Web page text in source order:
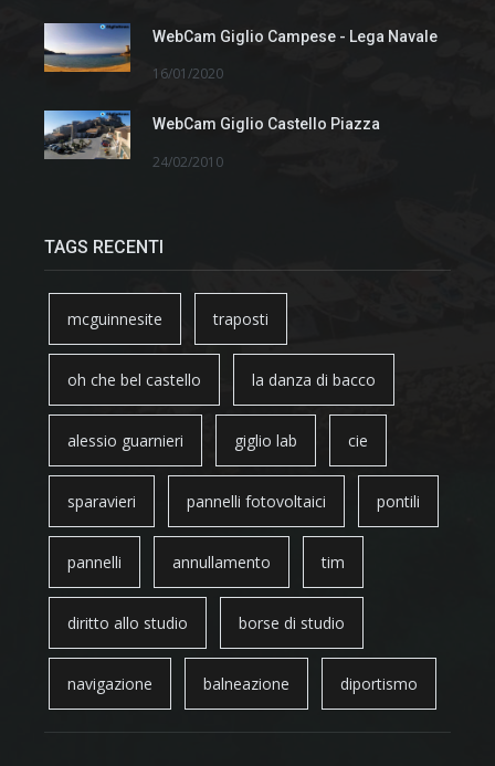
WebCam Giglio Campese - Lega Navale
16/01/2020
WebCam Giglio Castello Piazza
24/02/2010
TAGS RECENTI
mcguinnesite traposti
oh che bel castello la danza di bacco
alessio guarnieri giglio lab cie
sparavieri pannelli fotovoltaici pontili
pannelli annullamento tim
diritto allo studio borse di studio
navigazione balneazione diportismo